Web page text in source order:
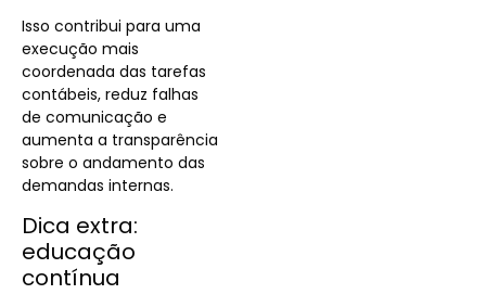
Isso contribui para uma
execução mais
coordenada das tarefas
contábeis, reduz falhas
de comunicação e
aumenta a transparência
sobre o andamento das
demandas internas.
Dica extra:
educação
contínua